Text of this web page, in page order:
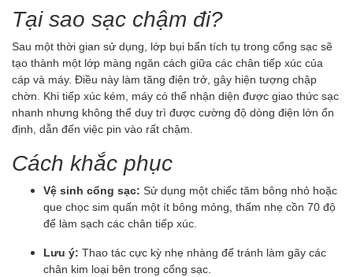
Tại sao sạc chậm đi?
Sau một thời gian sử dụng, lớp bụi bẩn tích tụ trong cổng sạc sẽ
tạo thành một lớp màng ngăn cách giữa các chân tiếp xúc của
cáp và máy. Điều này làm tăng điện trở, gây hiện tượng chập
chờn. Khi tiếp xúc kém, máy có thể nhận diện được giao thức sạc
nhanh nhưng không thể duy trì được cường độ dòng điện lớn ổn
định, dẫn đến việc pin vào rất chậm.
Cách khắc phục
Vệ sinh cổng sạc: Sử dụng một chiếc tăm bông nhỏ hoặc
que chọc sim quấn một ít bông mỏng, thấm nhẹ cồn 70 độ
để làm sạch các chân tiếp xúc.
Lưu ý: Thao tác cực kỳ nhẹ nhàng để tránh làm gãy các
chân kim loại bên trong cổng sạc.